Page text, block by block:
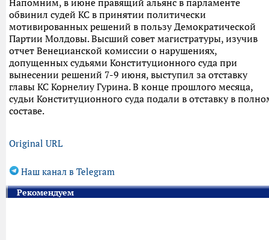
Напомним, в июне правящий альянс в парламенте
обвинил судей КС в принятии политически
мотивированных решений в пользу Демократической
Партии Молдовы. Высший совет магистратуры, изучив
отчет Венецианской комиссии о нарушениях,
допущенных судьями Конституционного суда при
вынесении решений 7-9 июня, выступил за отставку
главы КС Корнелиу Гурина. В конце прошлого месяца,
судьи Конституционного суда подали в отставку в
составе.
Original URL
Наш канал в Telegram
Рекомендуем